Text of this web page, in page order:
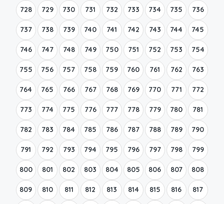
728 729 730 731 732 733 734 735 736
737 738 739 740 741 742 743 744 745
746 747 748 749 750 751 752 753 754
755 756 757 758 759 760 761 762 763
764 765 766 767 768 769 770 771 772
773 774 775 776 777 778 779 780 781
782 783 784 785 786 787 788 789 790
791 792 793 794 795 796 797 798 799
800 801 802 803 804 805 806 807 808
809 810 811 812 813 814 815 816 817